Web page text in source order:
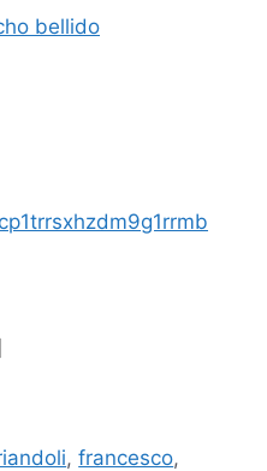
bellido
,francesco,